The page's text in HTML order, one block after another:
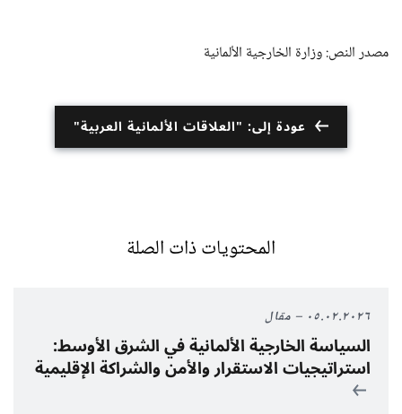
مصدر النص: وزارة الخارجية الألمانية
عودة إلى: "العلاقات الألمانية العربية"
المحتويات ذات الصلة
٠٥.٠٢.٢٠٢٦ مقال
السياسة الخارجية الألمانية في الشرق الأوسط:
استراتيجيات الاستقرار والأمن والشراكة الإقليمية